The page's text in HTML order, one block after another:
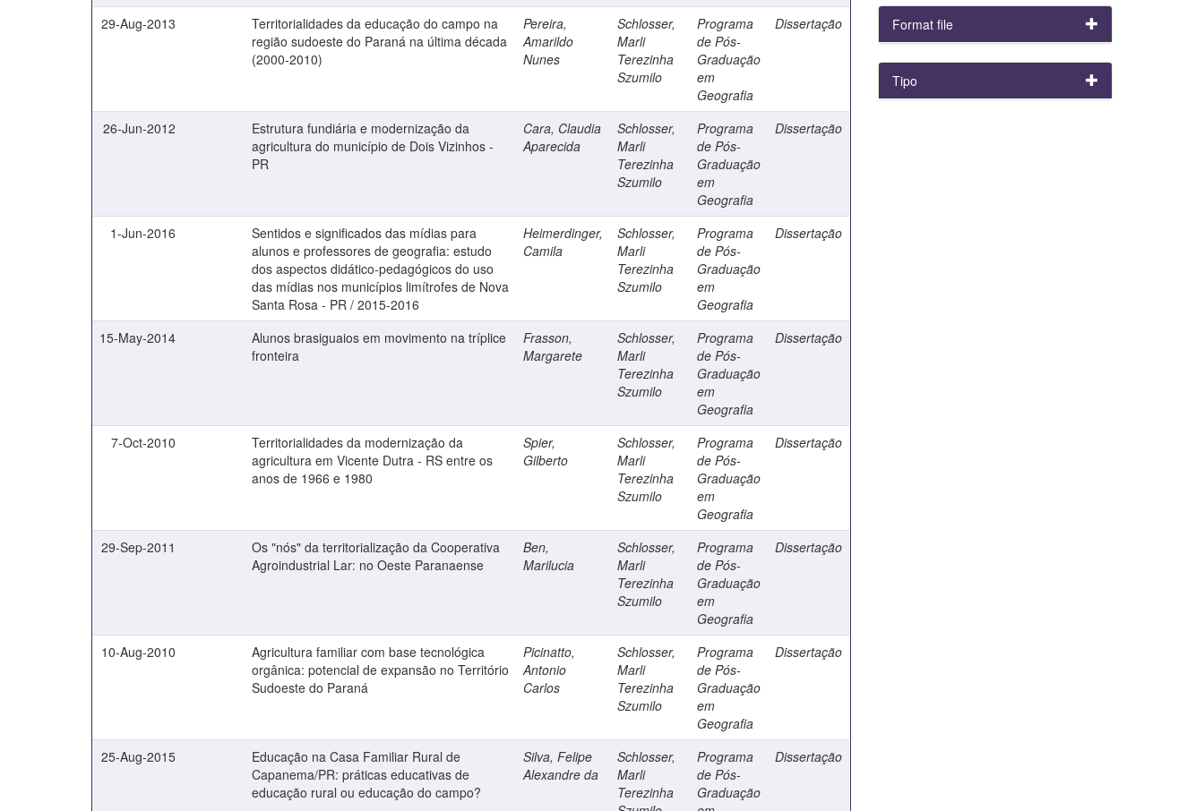
29-Aug-2013
Territorialidades da educação do campo na
região sudoeste do Paraná na última década
(2000-2010)
Pereira,
Amarildo
Nunes
Schlosser,
Marli
Terezinha
Szumilo
Programa
de Pós-
Graduação
em
Geografia
Dissertação
26-Jun-2012
Estrutura fundiária e modernização da
agricultura do município de Dois Vizinhos -
PR
Cara, Claudia
Aparecida
Schlosser,
Marli
Terezinha
Szumilo
Programa
de Pós-
Graduação
em
Geografia
Dissertação
1-Jun-2016
Sentidos e significados das mídias para
alunos e professores de geografia: estudo
dos aspectos didático-pedagógicos do uso
das mídias nos municípios limítrofes de Nova
Santa Rosa - PR / 2015-2016
Heimerdinger,
Camila
Schlosser,
Marli
Terezinha
Szumilo
Programa
de Pós-
Graduação
em
Geografia
Dissertação
15-May-2014
Alunos brasiguaios em movimento na tríplice
fronteira
Frasson,
Margarete
Schlosser,
Marli
Terezinha
Szumilo
Programa
de Pós-
Graduação
em
Geografia
Dissertação
7-Oct-2010
Territorialidades da modernização da
agricultura em Vicente Dutra - RS entre os
anos de 1966 e 1980
Spier,
Gilberto
Schlosser,
Marli
Terezinha
Szumilo
Programa
de Pós-
Graduação
em
Geografia
Dissertação
29-Sep-2011
Os "nós" da territorialização da Cooperativa
Agroindustrial Lar: no Oeste Paranaense
Ben,
Marilucia
Schlosser,
Marli
Terezinha
Szumilo
Programa
de Pós-
Graduação
em
Geografia
Dissertação
10-Aug-2010
Agricultura familiar com base tecnológica
orgânica: potencial de expansão no Território
Sudoeste do Paraná
Picinatto,
Antonio
Carlos
Schlosser,
Marli
Terezinha
Szumilo
Programa
de Pós-
Graduação
em
Geografia
Dissertação
25-Aug-2015
Educação na Casa Familiar Rural de
Capanema/PR: práticas educativas de
educação rural ou educação do campo?
Silva, Felipe
Alexandre da
Schlosser,
Marli
Terezinha
Programa
de Pós-
Graduação
Dissertação
Format file
Tipo